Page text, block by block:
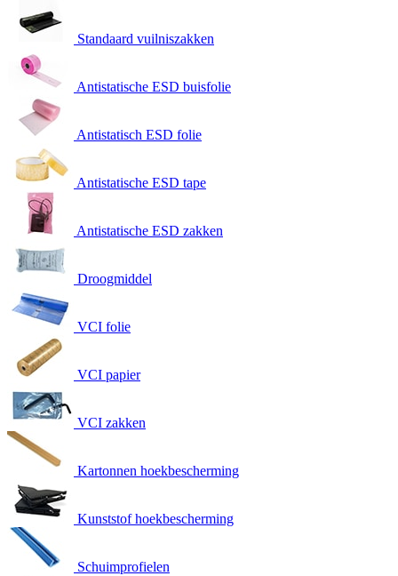
Standaard vuilniszakken
Antistatische ESD buisfolie
Antistatisch ESD folie
Antistatische ESD tape
Antistatische ESD zakken
Droogmiddel
VCI folie
VCI papier
VCI zakken
Kartonnen hoekbescherming
Kunststof hoekbescherming
Schuimprofielen